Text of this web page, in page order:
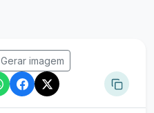
Gerar imagem